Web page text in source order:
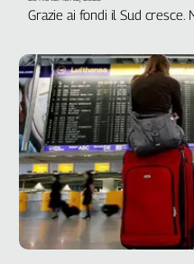
Grazie ai fondi il Sud cresce.